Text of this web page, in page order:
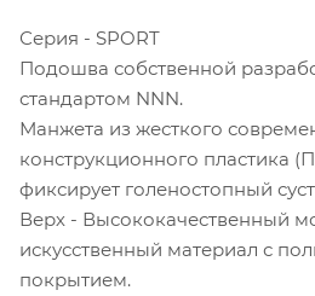
Серия - SPORT
Подошва собственной
стандартом NNN.
Манжета из жесткого
конструкционного пластика
фиксирует голеностопный
Верх - Высококачественный
искусственный материал с
покрытием.